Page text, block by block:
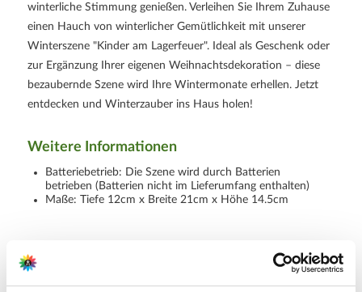
winterliche Stimmung genießen. Verleihen Sie Ihrem Zuhause
einen Hauch von winterlicher Gemütlichkeit mit unserer
Winterszene "Kinder am Lagerfeuer". Ideal als Geschenk oder
zur Ergänzung Ihrer eigenen Weihnachtsdekoration – diese
bezaubernde Szene wird Ihre Wintermonate erhellen. Jetzt
entdecken und Winterzauber ins Haus holen!
Weitere Informationen
Batteriebetrieb: Die Szene wird durch Batterien
betrieben (Batterien nicht im Lieferumfang enthalten)
Maße: Tiefe 12cm x Breite 21cm x Höhe 14.5cm
Hersteller/Importeur